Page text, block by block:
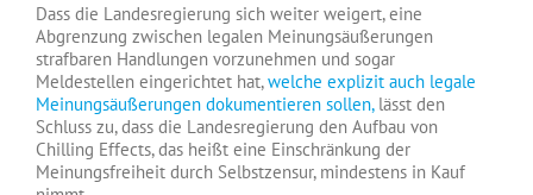
Dass die Landesregierung sich weiter weigert, eine
Abgrenzung zwischen legalen Meinungsäußerungen
strafbaren Handlungen vorzunehmen und sogar
Meldestellen eingerichtet hat,welche explizit auch legale
Meinungsäußerungen dokumentieren sollen,lässt den
Schluss zu, dass die Landesregierung den Aufbau von
Chilling Effects, das heißt eine Einschränkung der
Meinungsfreiheit durch Selbstzensur, mindestens in Kauf